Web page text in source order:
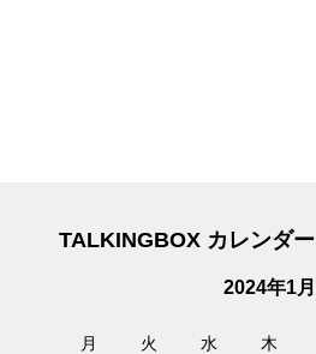
TALKINGBOX カレンダー
2024年1月
月 火 水 木